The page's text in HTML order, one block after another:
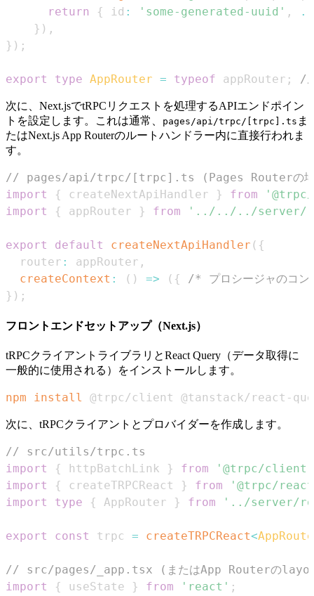
return
{ id : 'some-generated-uuid' ,
} ) ,
} ) ;
export type AppRouter = typeof appRouter ; //
次に、Next.jsでtRPCリクエストを処理するAPIエンドポイン
トを設定します。これは通常、
pages/api/trpc/[trpc].ts ま
たはNext.js App Routerのルートハンドラー内に直接行われま
す。
// pages/api/trpc/[trpc].ts (Pages Routerの
import
{ createNextApiHandler } from
import
{ appRouter } from '../../../server/
export default createNextApiHandler ( {
  router
: appRouter ,
createContext : ( ) => ( {
/* プロシージャのコン
} ) ;
フロントエンドセットアップ（Next.js）
tRPCクライアントライブラリとReact Query（データ取得に
一般的に使用される）をインストールします。
npm install @trpc/client @tanstack/react-
次に、tRPCクライアントとプロバイダーを作成します。
// src/utils/trpc.ts
import
{ httpBatchLink } from
'@trpc/client'
import
{ createTRPCReact } from
'@trpc/
import
type { AppRouter } from '../server/
export const trpc = createTRPCReact<
// src/pages/_app.tsx (またはApp Routerの
import
{ useState } from 'react' ;